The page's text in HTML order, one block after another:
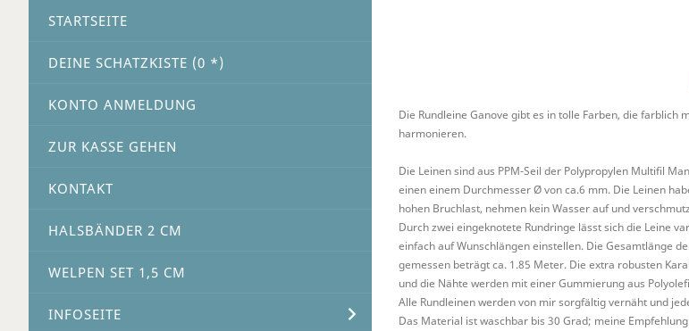
STARTSEITE
DEINE SCHATZKISTE (0 *)
KONTO ANMELDUNG
ZUR KASSE GEHEN
KONTAKT
HALSBÄNDER 2 CM
WELPEN SET 1,5 CM
INFOSEITE
Die Rundleine Ganove gibt es in tolle Farben, die farblich
harmonieren.
Die Leinen sind aus PPM-Seil der Polypropylen Multifil
einen einem Durchmesser Ø von ca.6 mm. Die Leinen
hohen Bruchlast, nehmen kein Wasser auf und
Durch zwei eingeknotete Rundringe lässt sich die Leine
einfach auf Wunschlängen einstellen. Die Gesamtlänge
gemessen beträgt ca. 1.85 Meter. Die extra robusten
und die Nähte werden mit einer Gummierung aus
Alle Rundleinen werden von mir sorgfältig vernäht und
Das Material ist waschbar bis 30 Grad; meine